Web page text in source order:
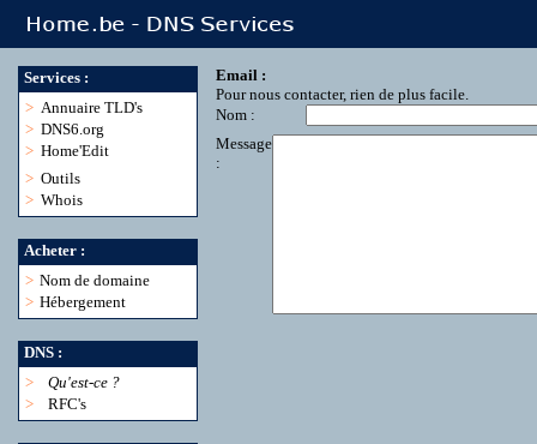
Services :
> Annuaire TLD's
> DNS6.org
> Home'Edit
> Outils
> Whois
Acheter :
> Nom de domaine
> Hébergement
DNS :
>
Qu'est-ce ?
>
RFC's
Email :
Pour nous contacter, rien de plus facile.
Nom :
Message
: